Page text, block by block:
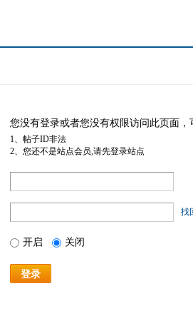
您没有登录或者您没有权限访问此页面
1、帖子ID非法
2、您还不是站点会员,请先登录站点
找
开启 关闭
登录